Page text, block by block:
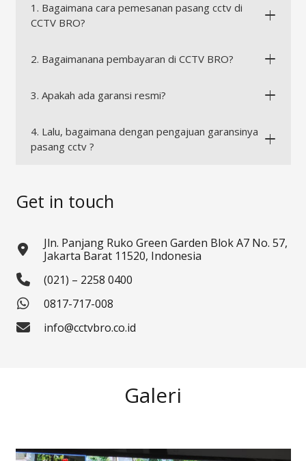
1. Bagaimana cara pemesanan pasang cctv di
CCTV BRO?
2. Bagaimanana pembayaran di CCTV BRO?
3. Apakah ada garansi resmi?
4. Lalu, bagaimana dengan pengajuan garansinya
pasang cctv ?
Get in touch
Jln. Panjang Ruko Green Garden Blok A7 No. 57,
Jakarta Barat 11520, Indonesia
(021) – 2258 0400
0817-717-008
info@cctvbro.co.id
Galeri